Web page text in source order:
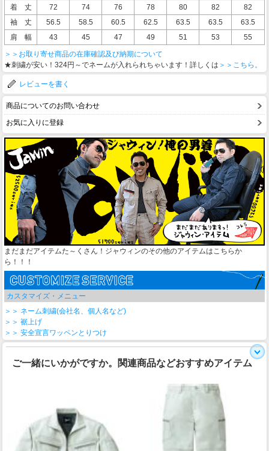
着 丈
72 74 76 78 80 82
82
袖 丈
56.5 58.5 60.5 62.5 63.5 63.5
63.5
肩 幅
43 45 47 49 51 53
55
＞＞お取り寄せ商品の在庫確認及び納期について
★刺繍が安い！324円～でネームが入れられちゃいます！詳しくは ＞＞こちら。
レビューを書く
商品についてのお問い合わせ
お気に入りに登録
まだまだアイテムた～くさん！ジャウィンのその他のアイテムはこちらか
ら！！！
カスタマイズ・メニュー
＞＞ ネーム刺繍(会社名、個人名など)
＞＞ 裾上げ
＞＞ 安全宣言ワッペンとりつけ
ご一緒にいかがですか。関連商品などおすすめアイテム